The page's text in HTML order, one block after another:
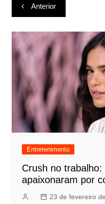
de
Post
Anterior
Entretenimento
Crush no
apaixonaram por
23 de fevereiro